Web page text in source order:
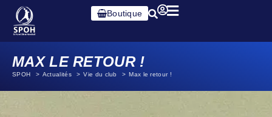
Boutique
MAX LE RETOUR !
SPOH Actualités Vie du club Max le retour !